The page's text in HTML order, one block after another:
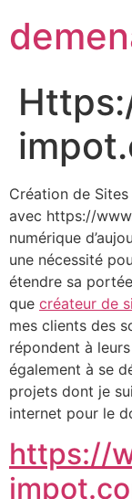
Création de
avec https://
numérique
une nécessité
étendre sa
que créateur de
mes clients des
répondent à
également à se
projets dont je
internet pour le
https://